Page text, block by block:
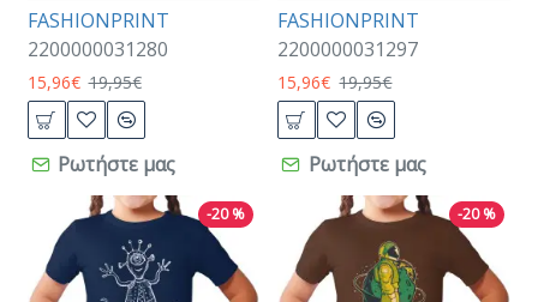
FASHIONPRINT
2200000031280
15,96€ 19,95€
Ρωτήστε μας
FASHIONPRINT
2200000031297
15,96€ 19,95€
Ρωτήστε μας
-20 % -20 %